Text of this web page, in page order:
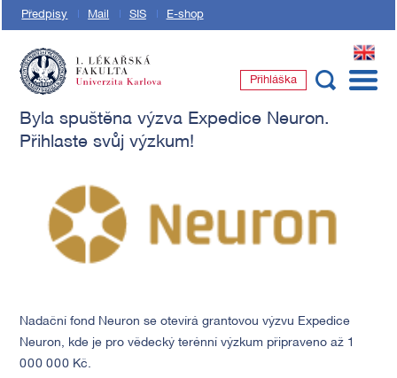
Předpisy Mail SIS E-shop
EN
Přihláška
Byla spuštěna výzva Expedice Neuron.
Přihlaste svůj výzkum!
Nadační fond Neuron se otevírá grantovou výzvu Expedice
Neuron, kde je pro vědecký terénní výzkum připraveno až 1
000 000 Kč.